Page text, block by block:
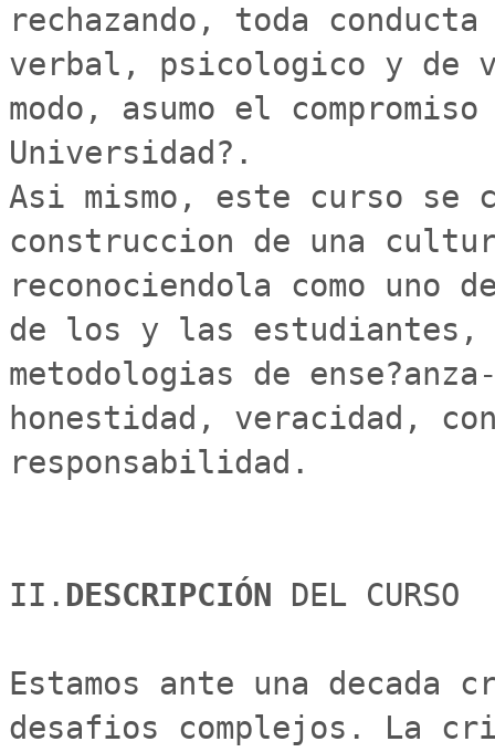
rechazando, toda
verbal, psicologico y de
modo, asumo el
Universidad?.
Asi mismo, este curso se
construccion de una
reconociendola como
de los y las estudiantes,
metodologias de
honestidad, veracidad,
responsabilidad.
II. DESCRIPCIÓN DEL CURSO
Estamos ante una decada
desafios complejos. La